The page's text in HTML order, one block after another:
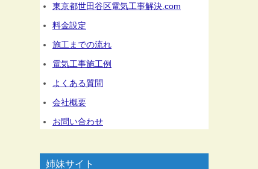
東京都世田谷区電気工事解決.com
料金設定
施工までの流れ
電気工事施工例
よくある質問
会社概要
お問い合わせ
姉妹サイト